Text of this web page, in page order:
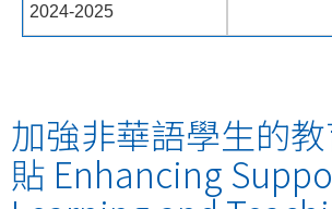
2024-2025
加強非華語學生的
貼 Enhancing